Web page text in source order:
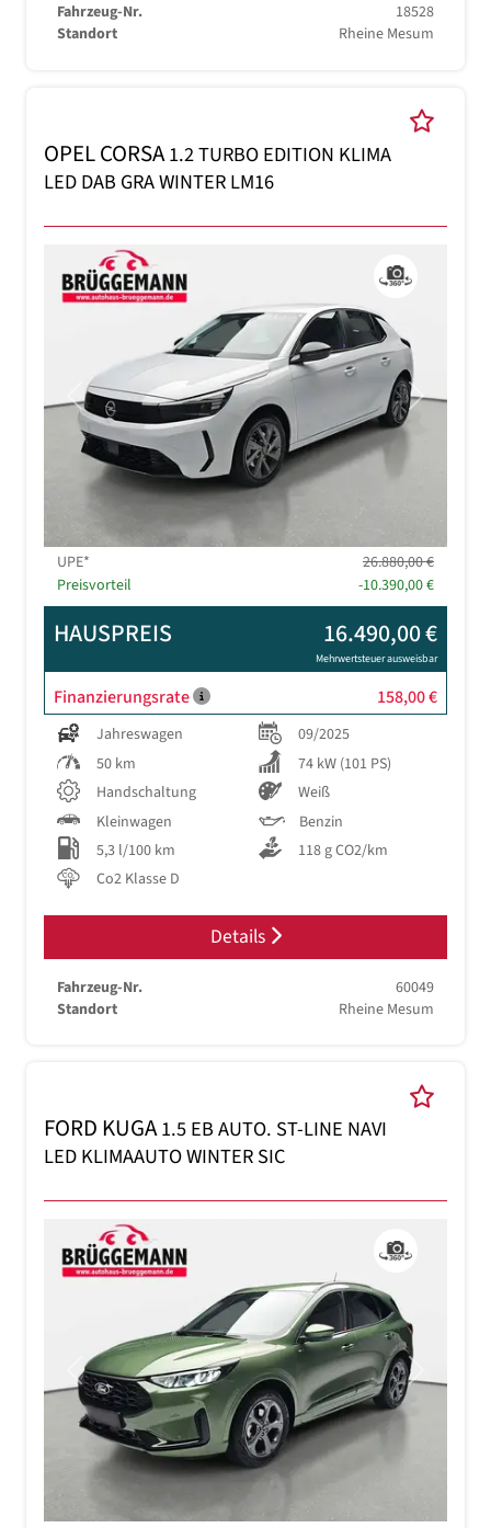
Fahrzeug-Nr.
18528
Standort
Rheine Mesum
OPEL CORSA1.2 TURBO EDITION KLIMA
LED DAB GRA WINTER LM16
Previous Next
UPE*
26.880,00 €
Preisvorteil
-10.390,00 €
HAUSPREIS 16.490,00 €
Mehrwertsteuer ausweisbar
Finanzierungsrate 158,00 €
Jahreswagen
09/2025
50 km
74 kW (101 PS)
Handschaltung
Weiß
Kleinwagen
Benzin
5,3 l/100 km
118 g CO2/km
Co2 Klasse D
Details
Fahrzeug-Nr.
60049
Standort
Rheine Mesum
FORD KUGA1.5 EB AUTO. ST-LINE NAVI
LED KLIMAAUTO WINTER SIC
Previous Next